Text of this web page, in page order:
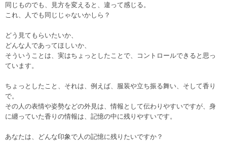
同じものでも、見方を変えると、違って感じる。
これ、人でも同じじゃないかしら？
どう見てもらいたいか、
どんな人であってほしいか、
そういうことは、実はちょっとしたことで、コントロールできると思っ
ています。
ちょっとしたこと、それは、例えば、服装や立ち振る舞い、そして香り
で。
その人の表情や姿勢などの外見は、情報として伝わりやすいですが、身
に纏っていた香りの情報は、記憶の中に残りやすいです。
あなたは、どんな印象で人の記憶に残りたいですか？